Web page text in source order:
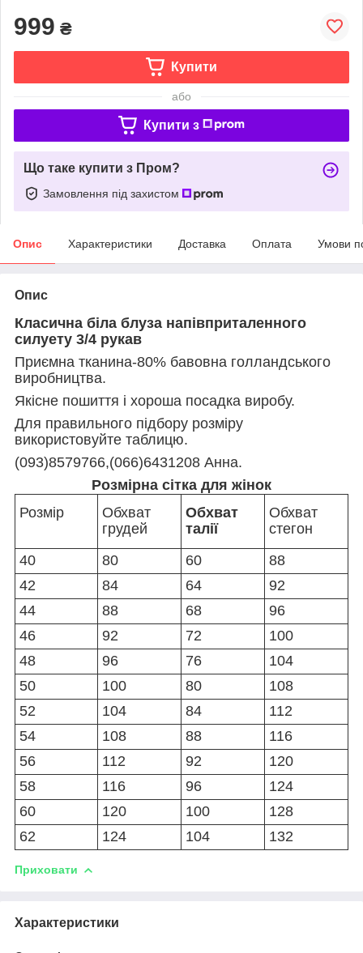
999 ₴
Купити
або
Купити з
Що таке купити з Пром?
Замовлення під захистом
Опис Характеристики Доставка Оплата Умови
Опис
Класична біла блуза напівприталенного
силуету 3/4 рукав
Приємна тканина-80% бавовна голландського
виробництва.
Якісне пошиття і хороша посадка виробу.
Для правильного підбору розміру
використовуйте таблицю.
(093)8579766,(066)6431208 Анна.
Розмірна сітка для жінок
Розмір
Обхват
грудей
Обхват
талії
Обхват
стегон
40
80 60
88
42
84 64
92
44
88 68
96
46
92 72
100
48
96 76
104
50
100 80
108
52
104 84
112
54
108 88
116
56
112 92
120
58
116 96
124
60
120 100
128
62
124 104 132
Приховати
Характеристики